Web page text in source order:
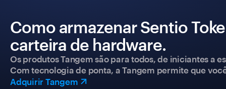
Como armazenar Sentio
carteira de hardware.
Os produtos Tangem são para todos, de iniciantes a
Com tecnologia de ponta, a Tangem permite que
Adquirir Tangem